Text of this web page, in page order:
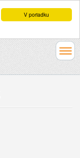
V poriadku